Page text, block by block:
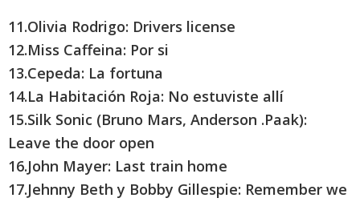
11.Olivia Rodrigo: Drivers license
12.Miss Caffeina: Por si
13.Cepeda: La fortuna
14.La Habitación Roja: No estuviste allí
15.Silk Sonic (Bruno Mars, Anderson .Paak):
Leave the door open
16.John Mayer: Last train home
17.Jehnny Beth y Bobby Gillespie: Remember we